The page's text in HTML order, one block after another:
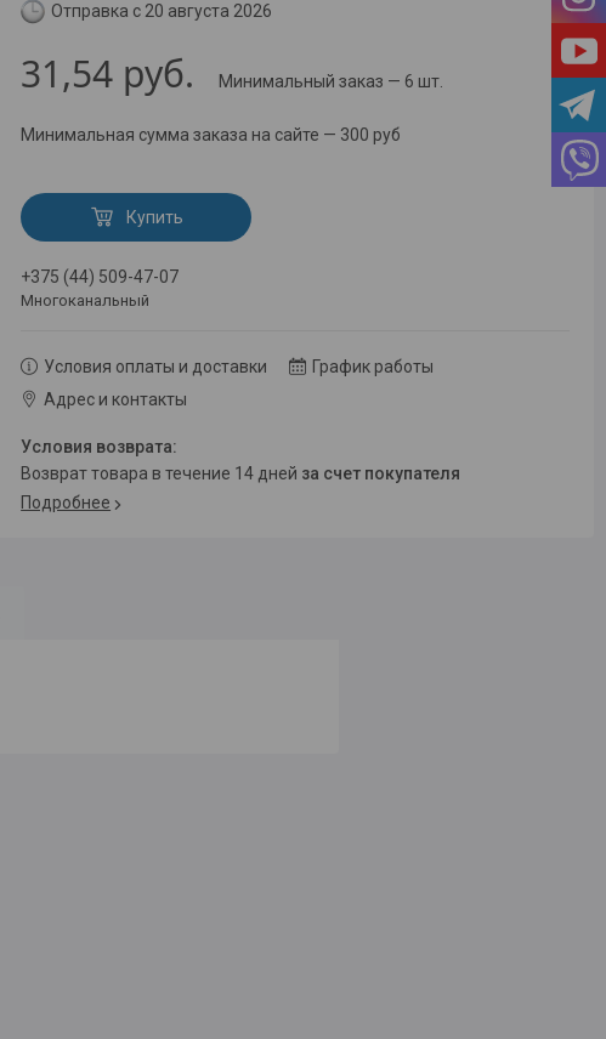
Отправка с 20 августа 2026
31,54 руб. Минимальный заказ — 6 шт.
Минимальная сумма заказа на сайте — 300 руб
Купить
+375 (44) 509-47-07
Многоканальный
Условия оплаты и доставки
График работы
Адрес и контакты
возврат товара в течение 14 дней за счет покупателя
Подробнее